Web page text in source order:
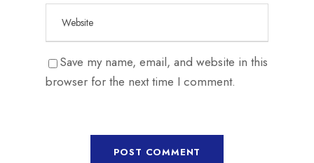
Save my name, email, and website in this
browser for the next time I comment.